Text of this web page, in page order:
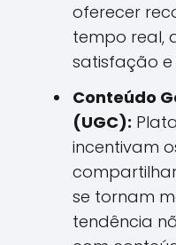
oferecer
tempo real,
satisfação
Conteúdo
(UGC):
incentivam
se tornam
tendência